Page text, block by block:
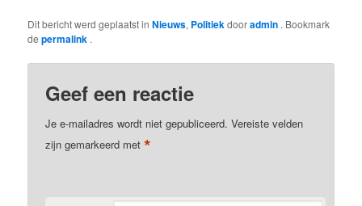
Dit bericht werd geplaatst inNieuws, Politiekdooradmin . Bookmark
depermalink .
Geef een reactie
Je e-mailadres wordt niet gepubliceerd. Vereiste velden
zijn gemarkeerd met*